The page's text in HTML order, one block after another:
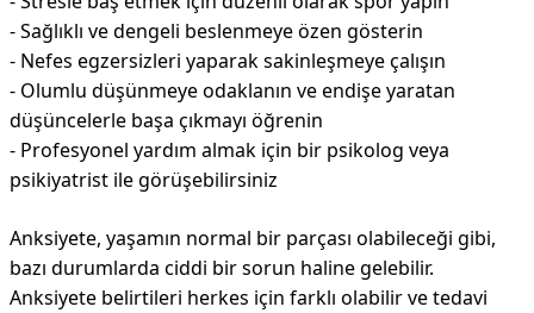
- Sağlıklı ve dengeli beslenmeye özen gösterin
- Nefes egzersizleri yaparak sakinleşmeye çalışın
- Olumlu düşünmeye odaklanın ve endişe yaratan
düşüncelerle başa çıkmayı öğrenin
- Profesyonel yardım almak için bir psikolog veya
psikiyatrist ile görüşebilirsiniz
Anksiyete, yaşamın normal bir parçası olabileceği gibi,
bazı durumlarda ciddi bir sorun haline gelebilir.
Anksiyete belirtileri herkes için farklı olabilir ve tedavi